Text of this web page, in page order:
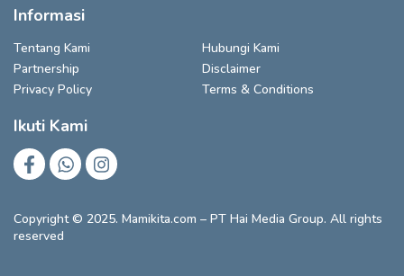
Informasi
Tentang Kami
Hubungi Kami
Partnership
Disclaimer
Privacy Policy
Terms & Conditions
Ikuti Kami
Copyright © 2025. Mamikita.com – PT Hai Media Group. All rights
reserved